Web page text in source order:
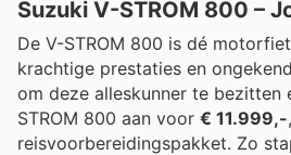
Suzuki V-STROM 800 –
De V-STROM 800 is dé
krachtige prestaties en
om deze alleskunner te bezitten
STROM 800 aan voor € 11.999,-
reisvoorbereidingspakket. Zo